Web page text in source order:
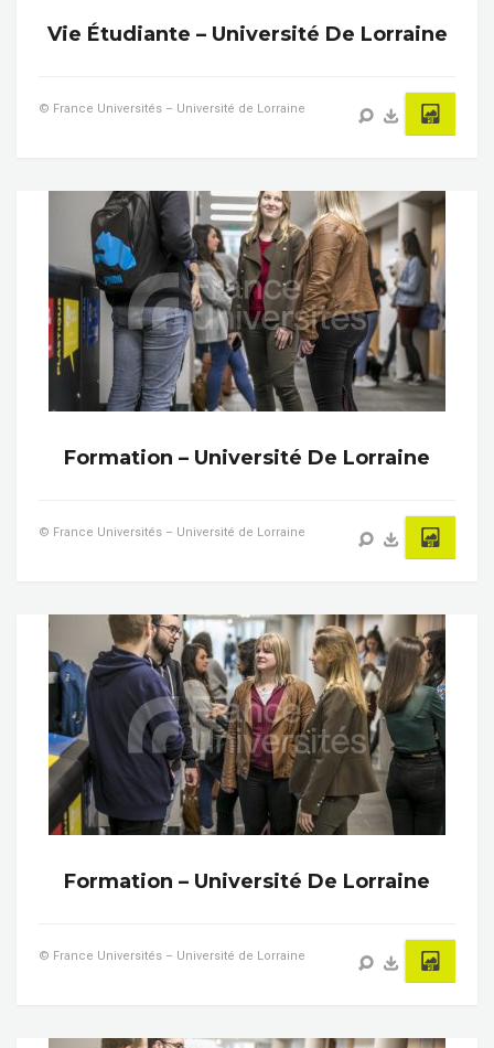
Vie Étudiante – Université De Lorraine
© France Universités – Université de Lorraine
Formation – Université De Lorraine
© France Universités – Université de Lorraine
Formation – Université De Lorraine
© France Universités – Université de Lorraine